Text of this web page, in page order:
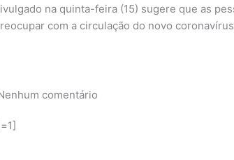
na quinta-feira (15) sugere que as
com a circulação do novo
comentário